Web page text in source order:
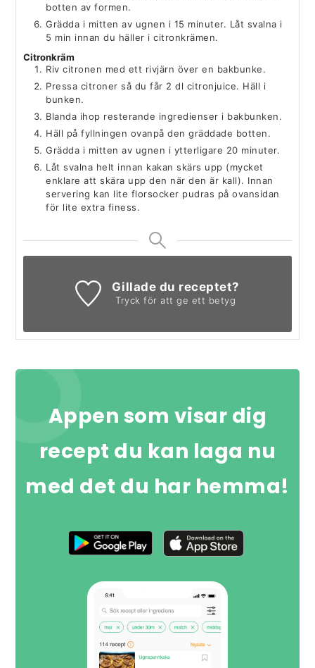
botten av formen.
Grädda i mitten av ugnen i 15 minuter. Låt svalna i
5 min innan du häller i citronkrämen.
Citronkräm
Riv citronen med ett rivjärn över en bakbunke.
Pressa citroner så du får 2 dl citronjuice. Häll i
bunken.
Blanda ihop resterande ingredienser i bakbunken.
Häll på fyllningen ovanpå den gräddade botten.
Grädda i mitten av ugnen i ytterligare 20 minuter.
Låt svalna helt innan kakan skärs upp (mycket
enklare att skära upp den när den är kall). Innan
servering kan lite florsocker pudras på ovansidan
för lite extra finess.
Gillade du receptet?
Tryck för att ge ett betyg
Appen som visar dig
recept du kan laga nu
med det du har hemma!